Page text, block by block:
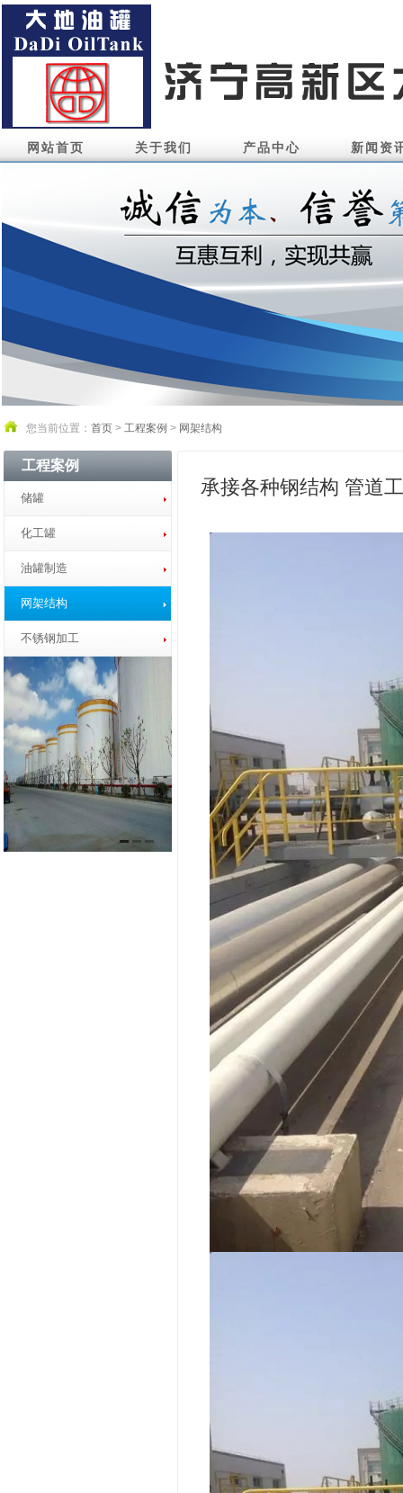
网站首页 关于我们 产品中心 新闻资
您当前位置： 首页 > 工程案例 > 网架结构
工程案例
储罐
化工罐
油罐制造
网架结构
不锈钢加工
承接各种钢结构 管道